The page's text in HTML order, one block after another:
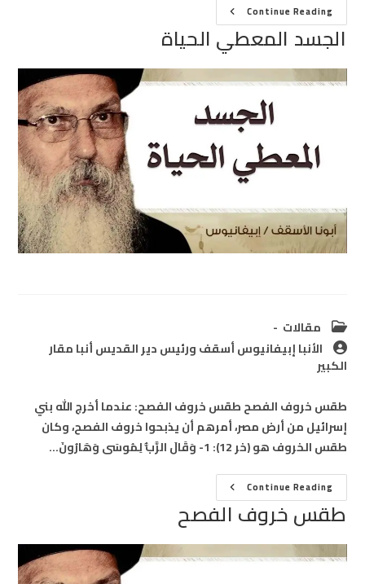
Continue Readingالجسد
المعطي
الحياة
الجسد المعطي الحياة
Post
category:
مقالات
Post
author:
الأنبا إبيفانيوس أسقف ورئيس دير القديس أنبا مقار
الكبير
طقس خروف الفصح طقس خروف الفصح: عندما أخرج الله بني
إسرائيل من أرض مصر، أمرهم أن يذبحوا خروف الفصح، وكان
طقس الخروف هو (خر 12): 1- وَقَالَ الرَّبُّ لِمُوسَى وَهَارُونَ…
Continue Readingطقس
خروف
الفصح
طقس خروف الفصح